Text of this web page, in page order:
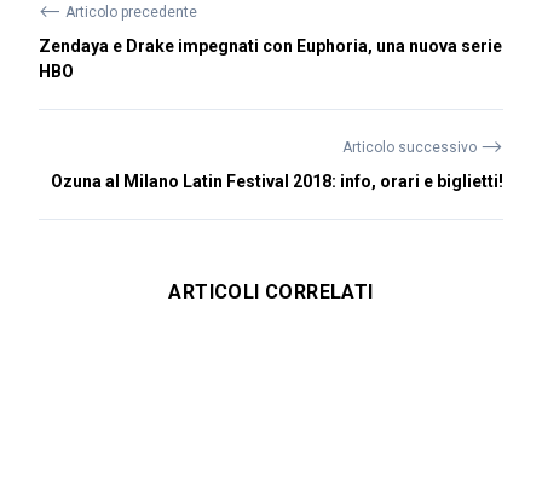
⟵ Articolo precedente
Zendaya e Drake impegnati con Euphoria, una nuova serie
HBO
Articolo successivo ⟶
Ozuna al Milano Latin Festival 2018: info, orari e biglietti!
ARTICOLI CORRELATI